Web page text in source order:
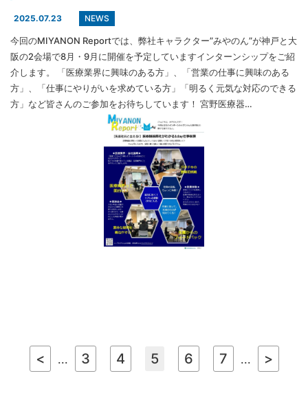
2025.07.23 NEWS
今回のMIYANON Reportでは、弊社キャラクター”みやのん”が神戸と大
阪の2会場で8月・9月に開催を予定していますインターンシップをご紹
介します。 「医療業界に興味のある方」、「営業の仕事に興味のある
方」、「仕事にやりがいを求めている方」「明るく元気な対応のできる
方」など皆さんのご参加をお待ちしています！ 宮野医療器…
< ... 3 4 5 6 7 ... >